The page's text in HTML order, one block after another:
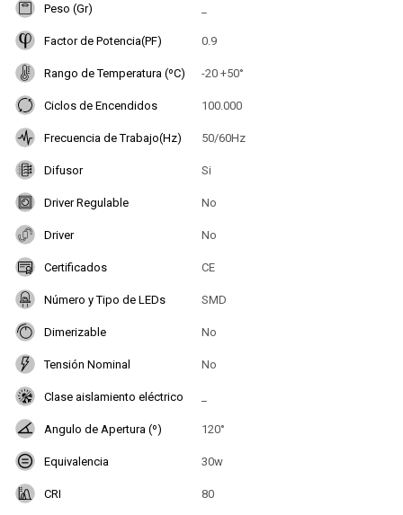
Peso (Gr)
Factor de Potencia(PF) 0.9
Rango de Temperatura (ºC) -20 +50°
Ciclos de Encendidos 100.000
Frecuencia de Trabajo(Hz) 50/60Hz
Difusor Si
Driver Regulable No
Driver No
Certificados CE
Número y Tipo de LEDs SMD
Dimerizable No
Tensión Nominal No
Clase aislamiento eléctrico
Angulo de Apertura (º) 120°
Equivalencia 30w
CRI 80